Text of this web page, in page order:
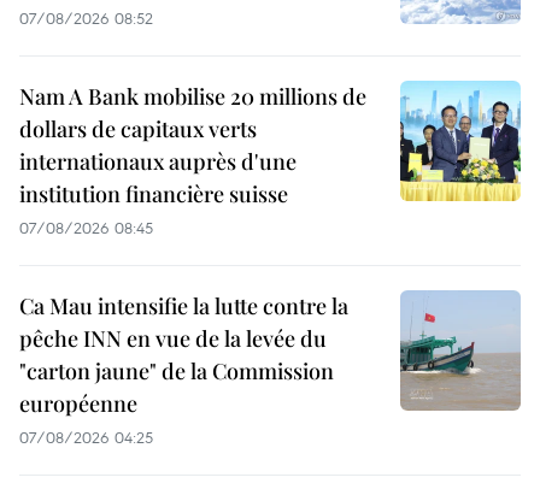
07/08/2026 08:52
Nam A Bank mobilise 20 millions de
dollars de capitaux verts
internationaux auprès d'une
institution financière suisse
07/08/2026 08:45
Ca Mau intensifie la lutte contre la
pêche INN en vue de la levée du
"carton jaune" de la Commission
européenne
07/08/2026 04:25